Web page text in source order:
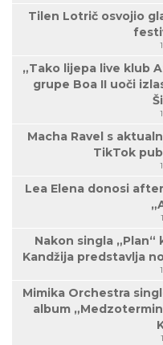
Tilen Lotrič osvojio
„Tako lijepa live klub
grupe Boa II uoči
Macha Ravel s
TikTok
Lea Elena donosi
Nakon singla
Kandžija predstavlja
Mimika Orchestra
album